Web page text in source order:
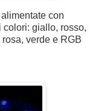
con
giallo, rosso,
verde e RGB